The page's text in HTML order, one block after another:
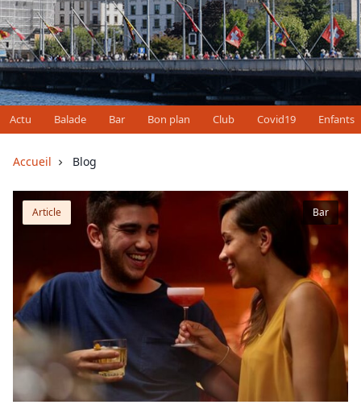
Actu Balade Bar Bon plan Club Covid19 Enfants
Accueil Blog
Bar
Article